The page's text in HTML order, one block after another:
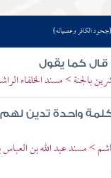
الكافر وعصيانه)
قال كما يقول
بالجنة > مسند الخلفاء
واحدة تدين
> مسند عبد الله بن